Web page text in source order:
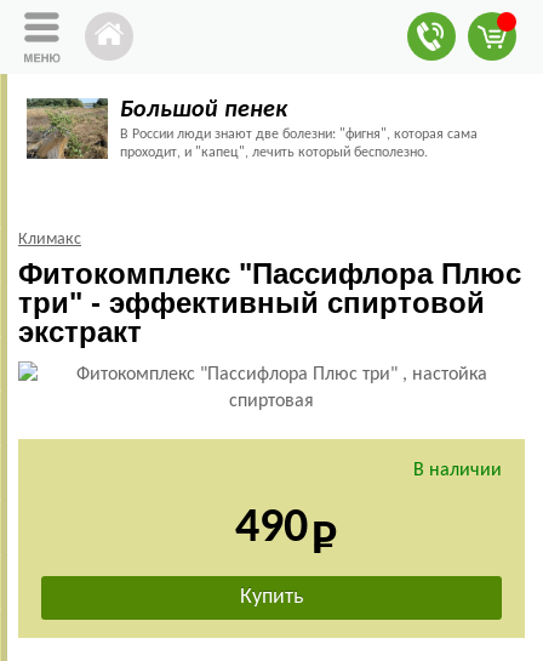
Большой пенек
В России люди знают две болезни: "фигня", которая сама
проходит, и "капец", лечить который бесполезно.
Климакс
Фитокомплекс "Пассифлора Плюс
три" - эффективный спиртовой
экстракт
В наличии
490